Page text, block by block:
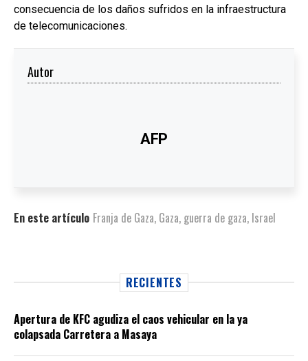
consecuencia de los daños sufridos en la infraestructura
de telecomunicaciones.
Autor
AFP
En este artículo Franja de Gaza, Gaza, guerra de gaza, Israel
RECIENTES
Apertura de KFC agudiza el caos vehicular en la ya
colapsada Carretera a Masaya